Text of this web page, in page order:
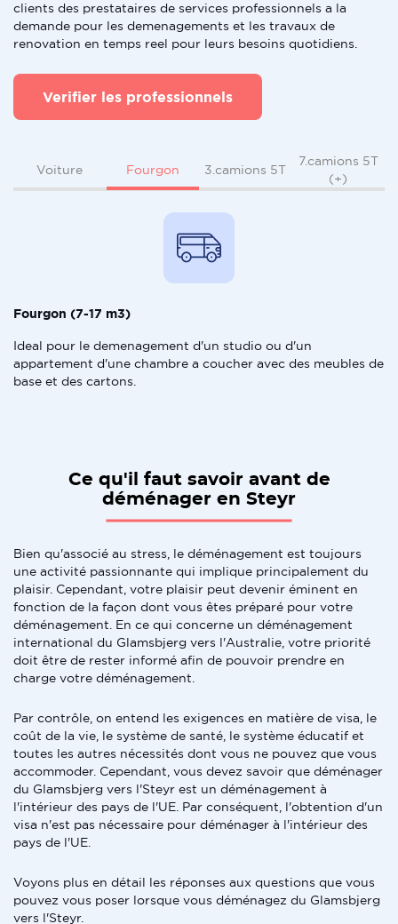
clients des prestataires de services professionnels a la
demande pour les demenagements et les travaux de
renovation en temps reel pour leurs besoins quotidiens.
Verifier les professionnels
Voiture Fourgon 3.camions 5T
7.camions 5T
(+)
Fourgon (7-17 m3)
Ideal pour le demenagement d'un studio ou d'un
appartement d'une chambre a coucher avec des meubles de
base et des cartons.
Ce qu'il faut savoir avant de
déménager en Steyr
Bien qu'associé au stress, le déménagement est toujours
une activité passionnante qui implique principalement du
plaisir. Cependant, votre plaisir peut devenir éminent en
fonction de la façon dont vous êtes préparé pour votre
déménagement. En ce qui concerne un déménagement
international du Glamsbjerg vers l'Australie, votre priorité
doit être de rester informé afin de pouvoir prendre en
charge votre déménagement.
Par contrôle, on entend les exigences en matière de visa, le
coût de la vie, le système de santé, le système éducatif et
toutes les autres nécessités dont vous ne pouvez que vous
accommoder. Cependant, vous devez savoir que déménager
du Glamsbjerg vers l'Steyr est un déménagement à
l'intérieur des pays de l'UE. Par conséquent, l'obtention d'un
visa n'est pas nécessaire pour déménager à l'intérieur des
pays de l'UE.
Voyons plus en détail les réponses aux questions que vous
pouvez vous poser lorsque vous déménagez du Glamsbjerg
vers l'Steyr.